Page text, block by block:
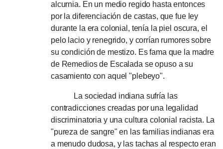
alcurnia. En un medio regido hasta entonces
por la diferenciación de castas, que fue ley
durante la era colonial, tenía la piel oscura, el
pelo lacio y renegrido, y corrían rumores sobre
su condición de mestizo. Es fama que la madre
de Remedios de Escalada se opuso a su
casamiento con aquel "plebeyo".
La sociedad indiana sufría las
contradicciones creadas por una legalidad
discriminatoria y una cultura colonial racista. La
"pureza de sangre" en las familias indianas era
a menudo dudosa, y las tachas al respecto eran